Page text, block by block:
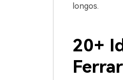
longos.
20+